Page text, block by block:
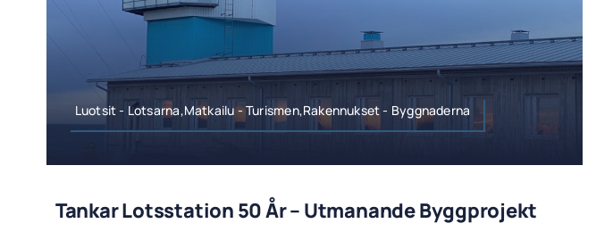
Luotsit - Lotsarna,Matkailu - Turismen,Rakennukset - Byggnaderna
Tankar Lotsstation 50 År – Utmanande Byggprojekt